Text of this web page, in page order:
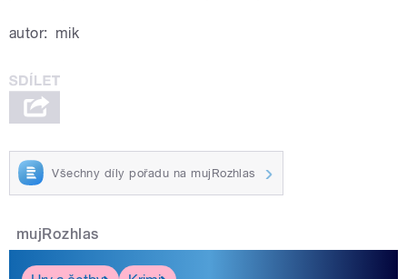
autor: mik
Všechny díly pořadu na mujRozhlas
mujRozhlas